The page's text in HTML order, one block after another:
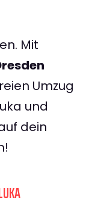
Mit
Umzug
und
dein